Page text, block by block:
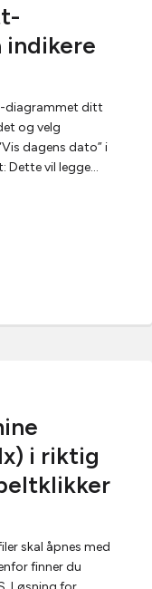
indikere
diagrammet ditt
og velg
dagens dato” i
Dette vil legge…
i riktig
skal åpnes med
finner du